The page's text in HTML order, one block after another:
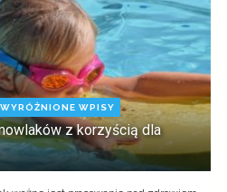
WYRÓŻNIONE WPISY
z korzyścią dla